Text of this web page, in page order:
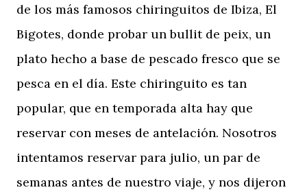
de los más famosos chiringuitos de Ibiza, El
Bigotes, donde probar un bullit de peix, un
plato hecho a base de pescado fresco que se
pesca en el día. Este chiringuito es tan
popular, que en temporada alta hay que
reservar con meses de antelación. Nosotros
intentamos reservar para julio, un par de
semanas antes de nuestro viaje, y nos dijeron